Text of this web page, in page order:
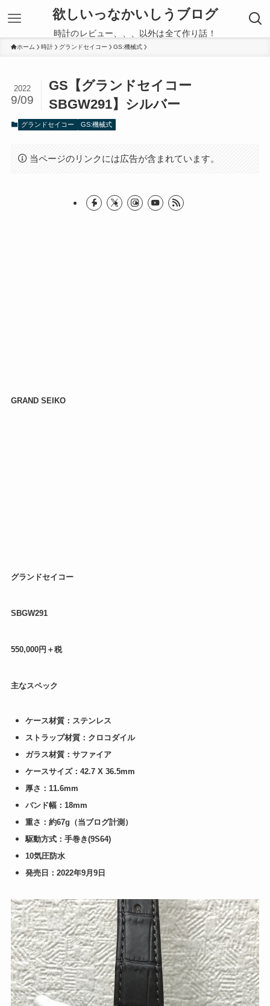
欲しいっなかいしうブログ
時計のレビュー、、、以外は全て作り話！
ホーム 時計 グランドセイコー GS:機械式
GS【グランドセイコー
SBGW291】シルバー
2022
9/09
グランドセイコー GS:機械式
当ページのリンクには広告が含まれています。
GRAND SEIKO
グランドセイコー
SBGW291
550,000円＋税
主なスペック
ケース材質：ステンレス
ストラップ材質：クロコダイル
ガラス材質：サファイア
ケースサイズ：42.7 X 36.5mm
厚さ：11.6mm
バンド幅：18mm
重さ：約67g（当ブログ計測）
駆動方式：手巻き(9S64)
10気圧防水
発売日：2022年9月9日